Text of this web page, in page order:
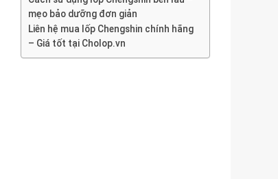
mẹo bảo dưỡng đơn giản
Liên hệ mua lốp Chengshin chính hãng
– Giá tốt tại Cholop.vn